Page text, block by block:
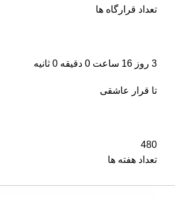
تعداد قرارگاه ها
3 روز 15 ساعت 59 دقیقه 59 ثانیه
تا قرار عاشقی
480
تعداد هفته ها